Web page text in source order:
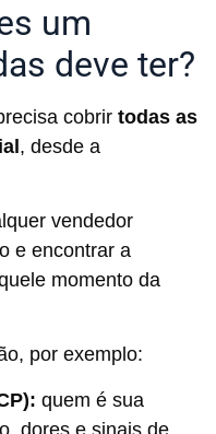
um
deve ter?
cobrir todas as
, desde a
vendedor
e encontrar a
momento da
por exemplo:
quem é sua
dores e sinais de